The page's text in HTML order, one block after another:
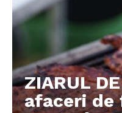
ZIARUL
afaceri de